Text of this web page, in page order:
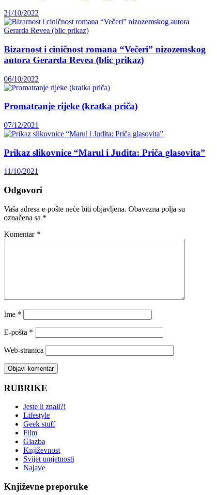
21/10/2022
Bizarnost i ciničnost romana “Večeri” nizozemskog
autora Gerarda Revea (blic prikaz)
06/10/2022
Promatranje rijeke (kratka priča)
07/12/2021
Prikaz slikovnice “Marul i Judita: Priča glasovita”
11/10/2021
Odgovori
Vaša adresa e-pošte neće biti objavljena. Obavezna polja su
označena sa *
Komentar *
Ime *
E-pošta *
Web-stranica
RUBRIKE
Jeste li znali?!
Lifestyle
Geek stuff
Film
Glazba
Književnost
Svijet umjetnosti
Najave
Književne preporuke